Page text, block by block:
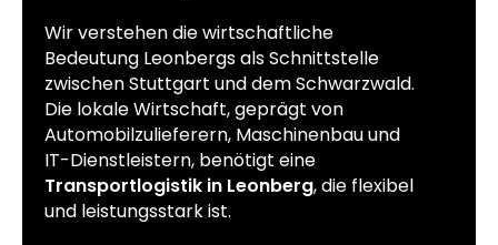
Wir verstehen die wirtschaftliche
Bedeutung Leonbergs als Schnittstelle
zwischen Stuttgart und dem Schwarzwald.
Die lokale Wirtschaft, geprägt von
Automobilzulieferern, Maschinenbau und
IT-Dienstleistern, benötigt eine
Transportlogistik in Leonberg, die flexibel
und leistungsstark ist.